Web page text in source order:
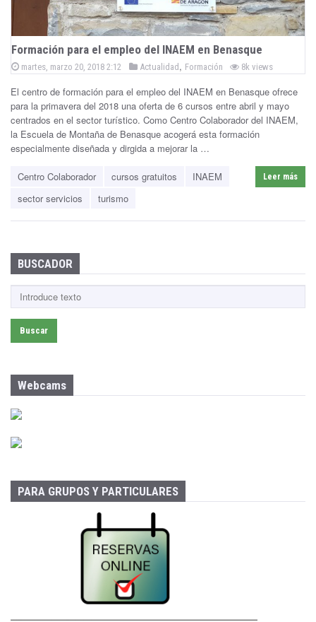
ñ
a
B
e
n
a
s
q
u
e
Formación para el empleo del INAEM en Benasque
P
o
t
e
d
o
n
martes, marzo 20, 2018 2:12
P
s
t
e
d
i
Actualidad , Formación 8k views
El centro de formación para el empleo del INAEM en Benasque ofrece
para la primavera del 2018 una oferta de 6 cursos entre abril y mayo
centrados en el sector turístico. Como Centro Colaborador del INAEM,
la Escuela de Montaña de Benasque acogerá esta formación
especialmente diseñada y dirgida a mejorar la …
Centro Colaborador cursos gratuitos
INAEM
sector servicios
turismo
Leer más
BUSCADOR
u
s
a
:
Webcams
PARA GRUPOS Y PARTICULARES